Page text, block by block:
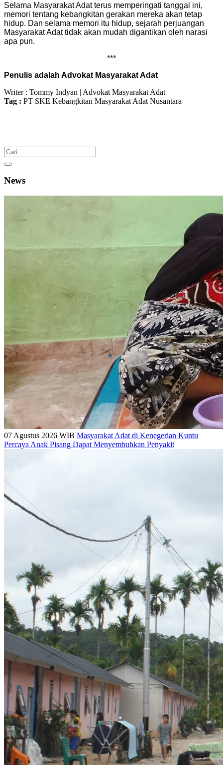
Selama Masyarakat Adat terus memperingati tanggal ini,
memori tentang kebangkitan gerakan mereka akan tetap
hidup. Dan selama memori itu hidup, sejarah perjuangan
Masyarakat Adat tidak akan mudah digantikan oleh narasi
apa pun.
***
Penulis adalah Advokat Masyarakat Adat
Writer : Tommy Indyan | Advokat Masyarakat Adat
Tag : PT SKE Kebangkitan Masyarakat Adat Nusantara
News
07 Agustus 2026 WIB Masyarakat Adat di Kenegerian Kuntu
Percaya Anak Pisang Dapat Menyembuhkan Penyakit